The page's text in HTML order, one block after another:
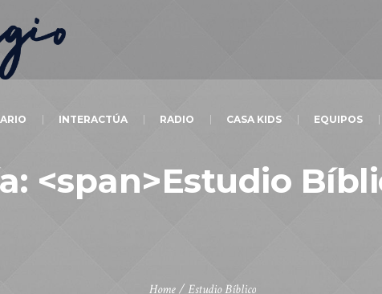
INTERACTÚA RADIO CASA KIDS EQUIPOS
<span>Estudio
Home /Estudio Bíblico